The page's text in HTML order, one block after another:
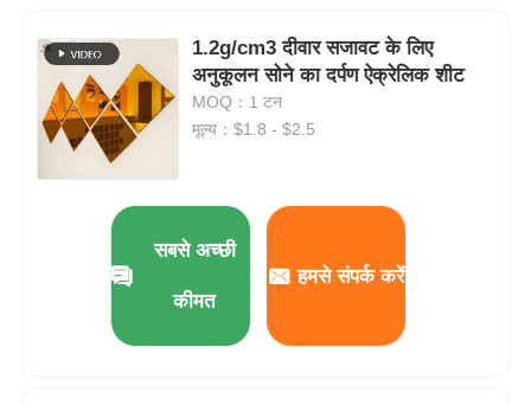
होम
उत्पाद
हमारे बारे में
1.2g/cm3 दीवार सजावट के लिए
अनुकूलन सोने का दर्पण ऐक्रेलिक शीट
MOQ：1 टन
मूल्य：$1.8 - $2.5
सबसे अच्छी
कीमत
हमसे संपर्क करें